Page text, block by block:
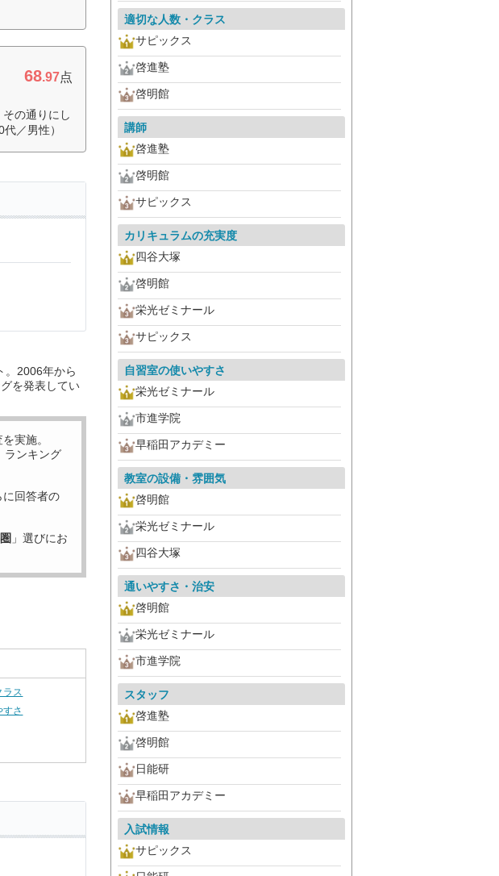
68.97点
の通りにし
／男性）
。2006年から
を発表してい
実施。
ランキング
に回答者の
」選びにお
ラス
すさ
適切な人数・クラス
サピックス
啓進塾
啓明館
講師
啓進塾
啓明館
サピックス
カリキュラムの充実度
四谷大塚
啓明館
栄光ゼミナール
サピックス
自習室の使いやすさ
栄光ゼミナール
市進学院
早稲田アカデミー
教室の設備・雰囲気
啓明館
栄光ゼミナール
四谷大塚
通いやすさ・治安
啓明館
栄光ゼミナール
市進学院
スタッフ
啓進塾
啓明館
日能研
早稲田アカデミー
入試情報
サピックス